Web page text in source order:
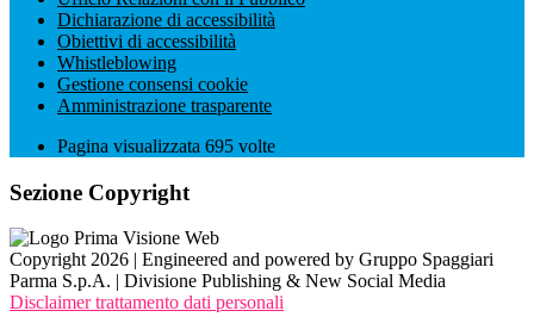
Dichiarazione di accessibilità
Obiettivi di accessibilità
Whistleblowing
Gestione consensi cookie
Amministrazione trasparente
Pagina visualizzata 695 volte
Sezione Copyright
Copyright 2026 | Engineered and powered by Gruppo Spaggiari
Parma S.p.A. | Divisione Publishing & New Social Media
Disclaimer trattamento dati personali